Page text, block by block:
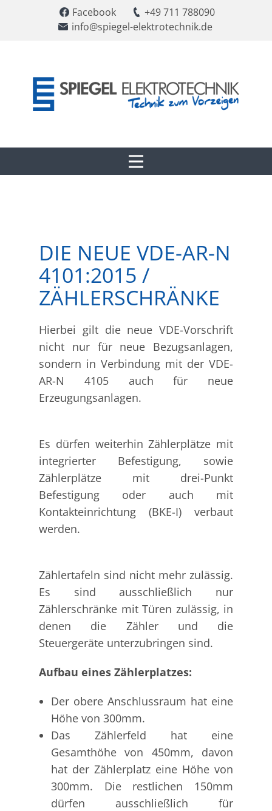
​Facebook
​+49 711 788090
​info@spiegel-elektrotechnik.de
DIE NEUE VDE-AR-N
4101:2015 /
ZÄHLERSCHRÄNKE
Hierbei gilt die neue VDE-Vorschrift
nicht nur für neue Bezugsanlagen,
sondern in Verbindung mit der VDE-
AR-N 4105 auch für neue
Erzeugungsanlagen.
Es dürfen weiterhin Zählerplätze mit
integrierter Befestigung, sowie
Zählerplätze mit drei-Punkt
Befestigung oder auch mit
Kontakteinrichtung (BKE-I) verbaut
werden.
Zählertafeln sind nicht mehr zulässig.
Es sind ausschließlich nur
Zählerschränke mit Türen zulässig, in
denen die Zähler und die
Steuergeräte unterzubringen sind.
Aufbau eines Zählerplatzes:
Der obere Anschlussraum hat eine
Höhe von 300mm.
Das Zählerfeld hat eine
Gesamthöhe von 450mm, davon
hat der Zählerplatz eine Höhe von
300mm. Die restlichen 150mm
dürfen ausschließlich für